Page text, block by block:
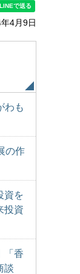
4月9日
わも
の作
資を
投資
「香
談